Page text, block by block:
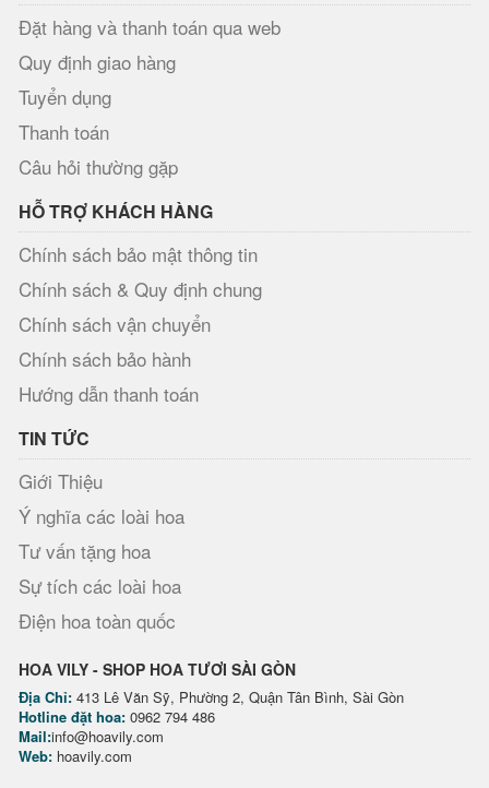
Đặt hàng và thanh toán qua web
Quy định giao hàng
Tuyển dụng
Thanh toán
Câu hỏi thường gặp
HỖ TRỢ KHÁCH HÀNG
Chính sách bảo mật thông tin
Chính sách & Quy định chung
Chính sách vận chuyển
Chính sách bảo hành
Hướng dẫn thanh toán
TIN TỨC
Giới Thiệu
Ý nghĩa các loài hoa
Tư vấn tặng hoa
Sự tích các loài hoa
Điện hoa toàn quốc
HOA VILY - SHOP HOA TƯƠI SÀI GÒN
Địa Chỉ: 413 Lê Văn Sỹ, Phường 2, Quận Tân Bình, Sài Gòn
Hotline đặt hoa: 0962 794 486
Mail:info@hoavily.com
Web: hoavily.com